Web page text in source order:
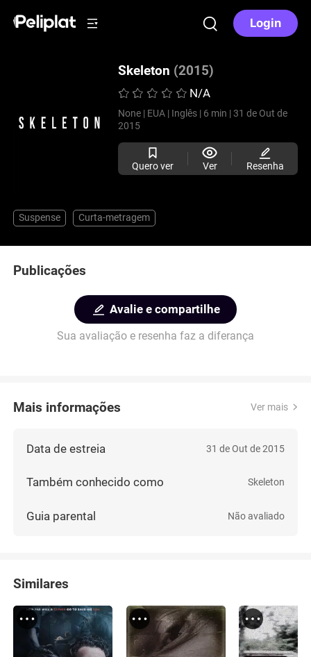
Login
Skeleton (2015)
N/A
None | EUA | Inglês | 6 min | 31 de Out de
2015
Quero ver Ver Resenha
Suspense Curta-metragem
Publicações
Avalie e compartilhe
Sua avaliação e resenha faz a diferança
Mais informações Ver mais
Data de estreia 31 de Out de 2015
Também conhecido como Skeleton
Guia parental Não avaliado
Similares